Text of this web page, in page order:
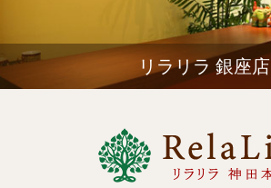
リラリラ 銀座店